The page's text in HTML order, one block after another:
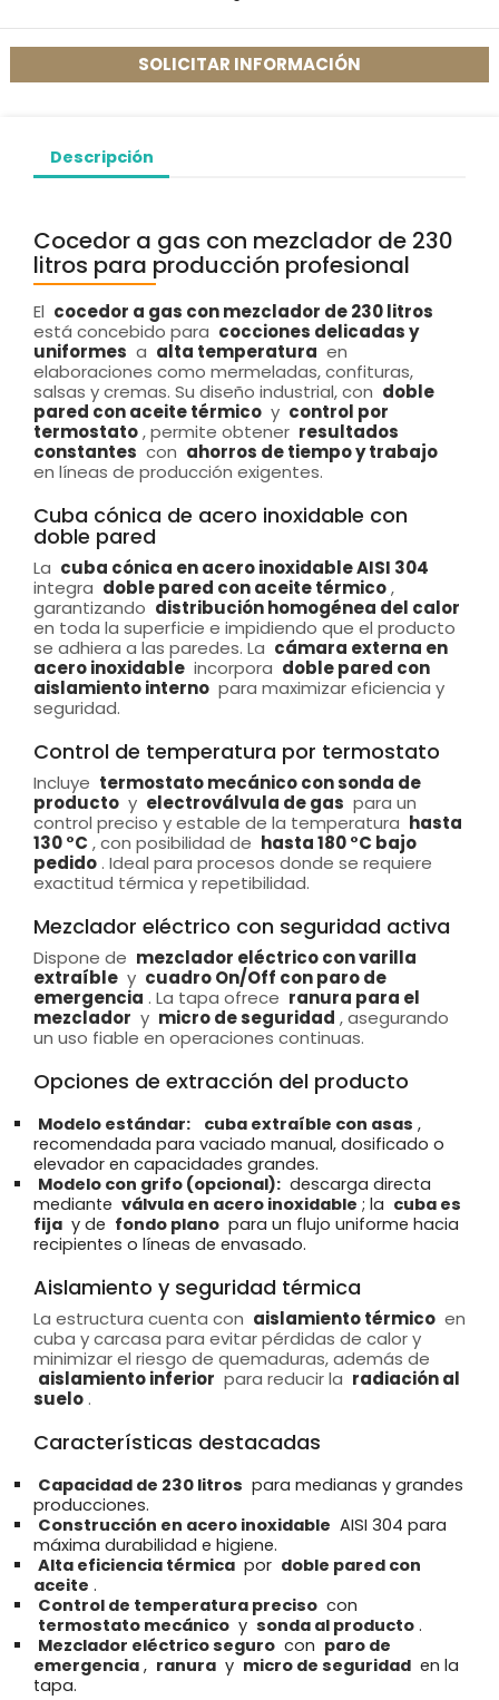
SOLICITAR INFORMACIÓN
Descripción
Cocedor a gas con mezclador de 230
litros para producción profesional
El cocedor a gas con mezclador de 230 litros
está concebido para cocciones delicadas y
uniformes a alta temperatura en
elaboraciones como mermeladas, confituras,
salsas y cremas. Su diseño industrial, con doble
pared con aceite térmico y control por
termostato, permite obtener resultados
constantes con ahorros de tiempo y trabajo
en líneas de producción exigentes.
Cuba cónica de acero inoxidable con
doble pared
La cuba cónica en acero inoxidable AISI 304
integra doble pared con aceite térmico,
garantizando distribución homogénea del calor
en toda la superficie e impidiendo que el producto
se adhiera a las paredes. La cámara externa en
acero inoxidable incorpora doble pared con
aislamiento interno para maximizar eficiencia y
seguridad.
Control de temperatura por termostato
Incluye termostato mecánico con sonda de
producto y electroválvula de gas para un
control preciso y estable de la temperatura hasta
130 °C , con posibilidad de hasta 180 °C bajo
pedido . Ideal para procesos donde se requiere
exactitud térmica y repetibilidad.
Mezclador eléctrico con seguridad activa
Dispone de mezclador eléctrico con varilla
extraíble y cuadro On/Off con paro de
emergencia . La tapa ofrece ranura para el
mezclador y micro de seguridad , asegurando
un uso fiable en operaciones continuas.
Opciones de extracción del producto
Modelo estándar: cuba extraíble con asas ,
recomendada para vaciado manual, dosificado o
elevador en capacidades grandes.
Modelo con grifo (opcional): descarga directa
mediante válvula en acero inoxidable ; la cuba es
fija y de fondo plano para un flujo uniforme hacia
recipientes o líneas de envasado.
Aislamiento y seguridad térmica
La estructura cuenta con aislamiento térmico en
cuba y carcasa para evitar pérdidas de calor y
minimizar el riesgo de quemaduras, además de
aislamiento inferior para reducir la radiación al
suelo .
Características destacadas
Capacidad de 230 litros para medianas y grandes
producciones.
Construcción en acero inoxidable AISI 304 para
máxima durabilidad e higiene.
Alta eficiencia térmica por doble pared con
aceite .
Control de temperatura preciso con
termostato mecánico y sonda al producto .
Mezclador eléctrico seguro con paro de
emergencia , ranura y micro de seguridad en la
tapa.